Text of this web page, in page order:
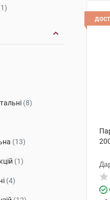
(2)
Лімітед
Хелскер
(8)
(13)
(1)
(4)